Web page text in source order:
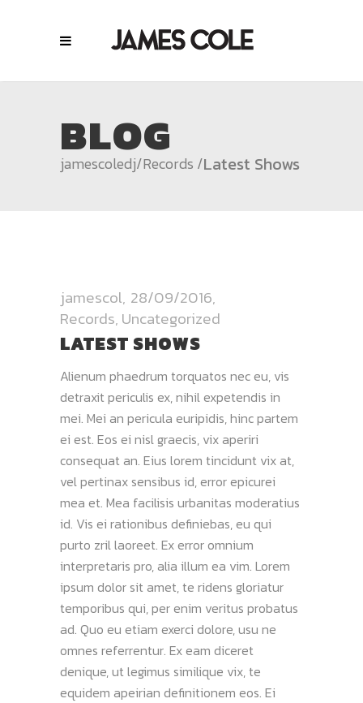
BLOG
jamescoledj/Records /Latest Shows
jamescol 28/09/2016
Records, Uncategorized
LATEST SHOWS
Alienum phaedrum torquatos nec eu, vis
detraxit periculis ex, nihil expetendis in
mei. Mei an pericula euripidis, hinc partem
ei est. Eos ei nisl graecis, vix aperiri
consequat an. Eius lorem tincidunt vix at,
vel pertinax sensibus id, error epicurei
mea et. Mea facilisis urbanitas moderatius
id. Vis ei rationibus definiebas, eu qui
purto zril laoreet. Ex error omnium
interpretaris pro, alia illum ea vim. Lorem
ipsum dolor sit amet, te ridens gloriatur
temporibus qui, per enim veritus probatus
ad. Quo eu etiam exerci dolore, usu ne
omnes referrentur. Ex eam diceret
denique, ut legimus similique vix, te
equidem apeirian definitionem eos. Ei